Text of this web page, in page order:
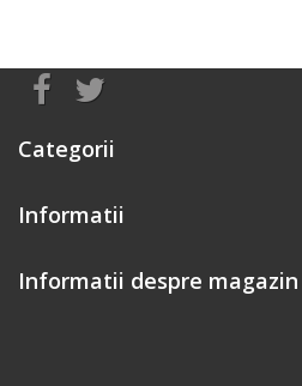
Categorii
Informatii
Informatii despre magazin